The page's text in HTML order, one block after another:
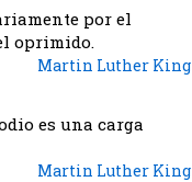
por el
oprimido.
Martin Luther King
es una carga
Martin Luther King